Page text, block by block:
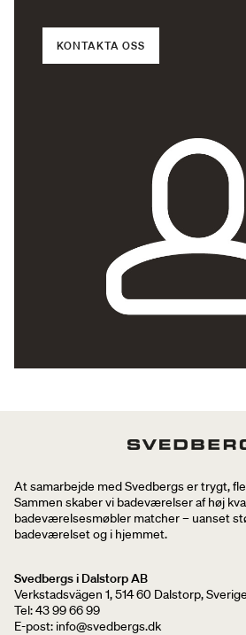
KONTAKTA OSS
At samarbejde med Svedbergs er trygt,
Sammen skaber vi badeværelser af høj
badeværelsesmøbler matcher – uanset
badeværelset og i hjemmet.
Svedbergs i Dalstorp AB
Verkstadsvägen 1, 514 60 Dalstorp, Sverige
Tel: 43 99 66 99
E-post: info@svedbergs.dk